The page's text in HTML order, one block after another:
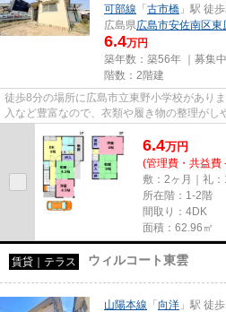
可部線 「 古市橋 」駅 徒
広島県広島市安佐南区東
6.4万円
築年数：築56年 ｜募集中
階数：2階建
徒歩8分の場所に広島市立東野小学校があり
入など豊富なので、衣類や履き物の整理が
6.4万円
(管理費・共益費
敷：2ヶ月｜礼：
所在階：1-2階
間取り：4DK
面積：62.96㎡
賃貸｜テラス ウィルコート東雲
山陽本線 「 向洋 」駅 徒